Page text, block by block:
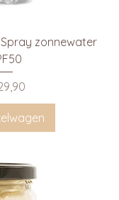
zonnewater